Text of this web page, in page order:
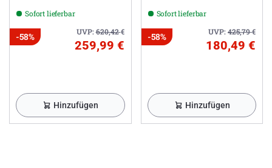
Sofort lieferbar
UVP:620,42€
-58%
259,99 €
Hinzufügen
Sofort lieferbar
UVP:425,79€
-58%
180,49 €
Hinzufügen